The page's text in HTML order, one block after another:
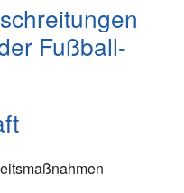
Fußball-